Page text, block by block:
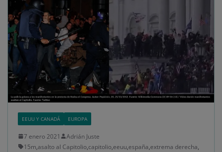
EEUU Y CANADÁ EUROPA
7 enero 2021
Adrián Juste
15m,asalto al Capitolio,capitolio,eeuu,españa,extrema derecha,